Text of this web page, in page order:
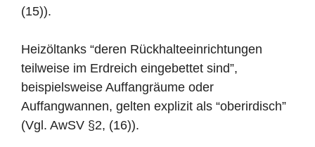
(15)).
Heizöltanks “deren Rückhalteeinrichtungen
teilweise im Erdreich eingebettet sind”,
beispielsweise Auffangräume oder
Auffangwannen, gelten explizit als “oberirdisch”
(Vgl. AwSV §2, (16)).